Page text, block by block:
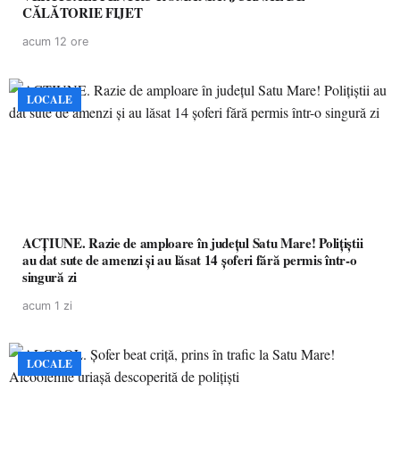
CĂLĂTORIE FIJET
acum 12 ore
LOCALE
ACȚIUNE. Razie de amploare în județul Satu Mare! Polițiștii
au dat sute de amenzi și au lăsat 14 șoferi fără permis într-o
singură zi
acum 1 zi
LOCALE